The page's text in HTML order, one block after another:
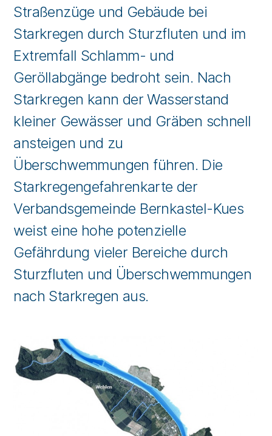
Straßenzüge und Gebäude bei
Starkregen durch Sturzfluten und im
Extremfall Schlamm- und
Geröllabgänge bedroht sein. Nach
Starkregen kann der Wasserstand
kleiner Gewässer und Gräben schnell
ansteigen und zu
Überschwemmungen führen. Die
Starkregengefahrenkarte der
Verbandsgemeinde Bernkastel-Kues
weist eine hohe potenzielle
Gefährdung vieler Bereiche durch
Sturzfluten und Überschwemmungen
nach Starkregen aus.